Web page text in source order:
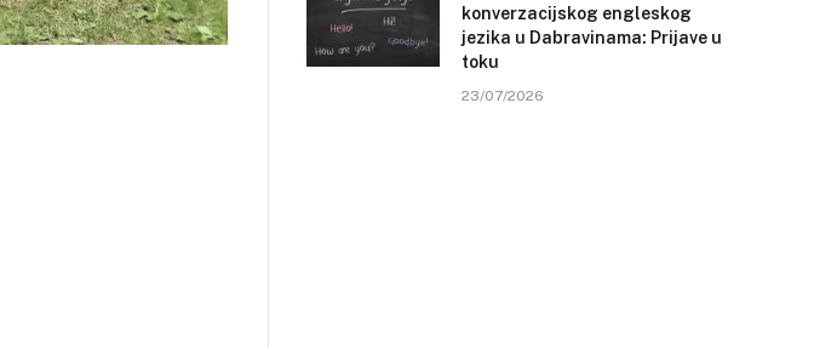
konverzacijskog engleskog
jezika u Dabravinama: Prijave u
toku
23/07/2026